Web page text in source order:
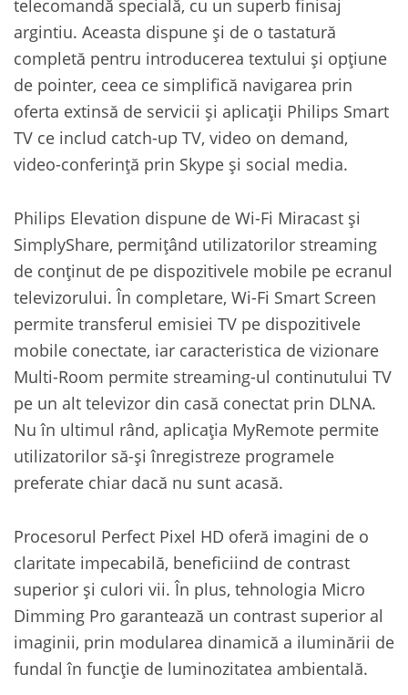
telecomandă specială, cu un superb finisaj
argintiu. Aceasta dispune şi de o tastatură
completă pentru introducerea textului şi opţiune
de pointer, ceea ce simplifică navigarea prin
oferta extinsă de servicii şi aplicaţii Philips Smart
TV ce includ catch-up TV, video on demand,
video-conferinţă prin Skype şi social media.
Philips Elevation dispune de Wi-Fi Miracast şi
SimplyShare, permiţând utilizatorilor streaming
de conţinut de pe dispozitivele mobile pe ecranul
televizorului. În completare, Wi-Fi Smart Screen
permite transferul emisiei TV pe dispozitivele
mobile conectate, iar caracteristica de vizionare
Multi-Room permite streaming-ul continutului TV
pe un alt televizor din casă conectat prin DLNA.
Nu în ultimul rând, aplicaţia MyRemote permite
utilizatorilor să-şi înregistreze programele
preferate chiar dacă nu sunt acasă.
Procesorul Perfect Pixel HD oferă imagini de o
claritate impecabilă, beneficiind de contrast
superior şi culori vii. În plus, tehnologia Micro
Dimming Pro garantează un contrast superior al
imaginii, prin modularea dinamică a iluminării de
fundal în funcţie de luminozitatea ambientală.